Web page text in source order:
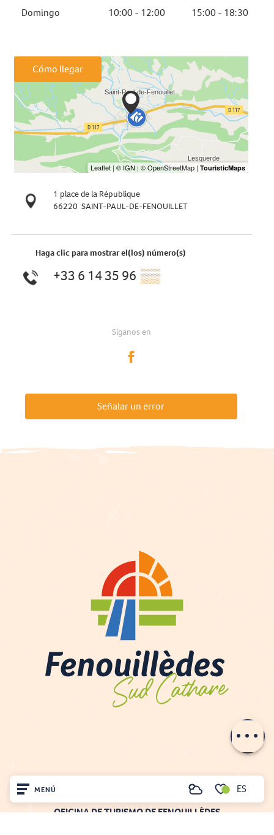
MENÚ
Voir les favoris
Buscar ES
Domingo 10:00 - 12:00 15:00 - 18:30
Cómo llegar
1 place de la République
66220 SAINT-PAUL-DE-FENOUILLET
Haga clic para mostrar el(los) número(s)
+33 6 14 35 96 ▒▒
Síganos en
Señalar un error
OFICINA DE TURISMO DE FENOUILLÈDES